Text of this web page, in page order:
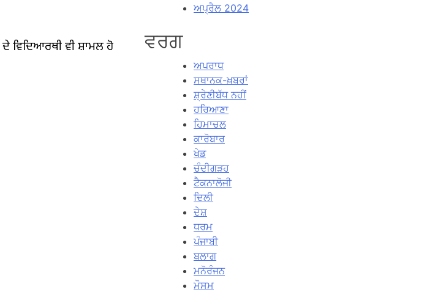
ਦੇ ਵਿਦਿਆਰਥੀ ਵੀ ਸ਼ਾਮਲ ਹੋ
ਅਪ੍ਰੈਲ 2024
ਵਰਗ
ਅਪਰਾਧ
ਸਥਾਨਕ-ਖ਼ਬਰਾਂ
ਸ਼੍ਰੇਣੀਬੱਧ ਨਹੀਂ
ਹਰਿਆਣਾ
ਹਿਮਾਚਲ
ਕਾਰੋਬਾਰ
ਖੇਡ
ਚੰਦੀਗੜਹ
ਟੈਕਨਾਲੋਜੀ
ਦਿਲੀ
ਦੇਸ਼
ਧਰਮ
ਪੰਜਾਬੀ
ਬਲਾਗ
ਮਨੋਰੰਜਨ
ਮੌਸਮ